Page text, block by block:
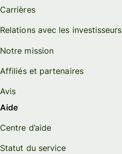
Carrières
Relations avec les investisseurs
Notre mission
Affiliés et partenaires
Avis
Aide
Centre d’aide
Statut du service